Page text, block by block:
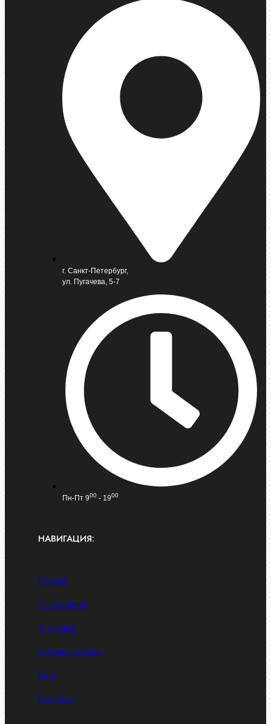
г. Санкт-Петербург,
ул. Пугачева, 5-7
Пн-Пт 900 - 1900
НАВИГАЦИЯ:
Главная
О компании
Доставка
Условия работы
Блог
Контакты